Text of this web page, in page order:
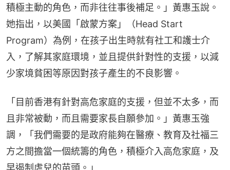
積極主動的角色，而非往往事後補足。」黃惠玉說。
她指出，以美國「啟蒙方案」（Head Start
Program）為例，在孩子出生時就有社工和護士介
入，了解其家庭環境，並且提供針對性的支援，以減
少家境貧困等原因對孩子產生的不良影響。
「目前香港有針對高危家庭的支援，但並不太多，而
且非常被動，而且需要家長自願參加。」黃惠玉強
調，「我們需要的是政府能夠在醫療、教育及社福三
方之間擔當一個統籌的角色，積極介入高危家庭，及